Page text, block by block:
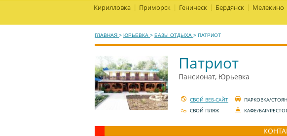
Кирилловка Приморск Геническ Бердянск Мелекино
ГЛАВНАЯ > ЮРЬЕВКА > БАЗЫ ОТДЫХА > ПАТРИОТ
Патриот
Пансионат, Юрьевка
СВОЙ ВЕБ-САЙТ
ПАРКОВКА/
СВОЙ ПЛЯЖ
КАФЕ/БАР/